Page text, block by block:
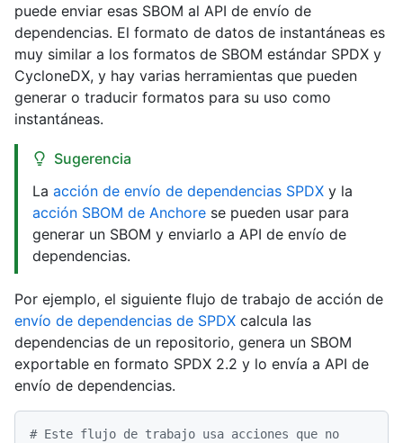
puede enviar esas SBOM al API de envío de
dependencias. El formato de datos de instantáneas es
muy similar a los formatos de SBOM estándar SPDX y
CycloneDX, y hay varias herramientas que pueden
generar o traducir formatos para su uso como
instantáneas.
Sugerencia
La acción de envío de dependencias SPDX y la
acción SBOM de Anchore se pueden usar para
generar un SBOM y enviarlo a API de envío de
dependencias.
Por ejemplo, el siguiente flujo de trabajo de acción de
envío de dependencias de SPDX calcula las
dependencias de un repositorio, genera un SBOM
exportable en formato SPDX 2.2 y lo envía a API de
envío de dependencias.
# Este flujo de trabajo usa acciones que no